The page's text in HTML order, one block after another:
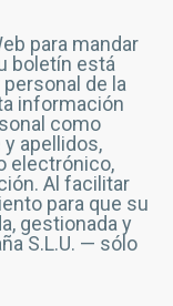
para mandar
boletín está
de la
información
como
apellidos,
electrónico,
Al facilitar
para que su
gestionada y
S.L.U. — sólo